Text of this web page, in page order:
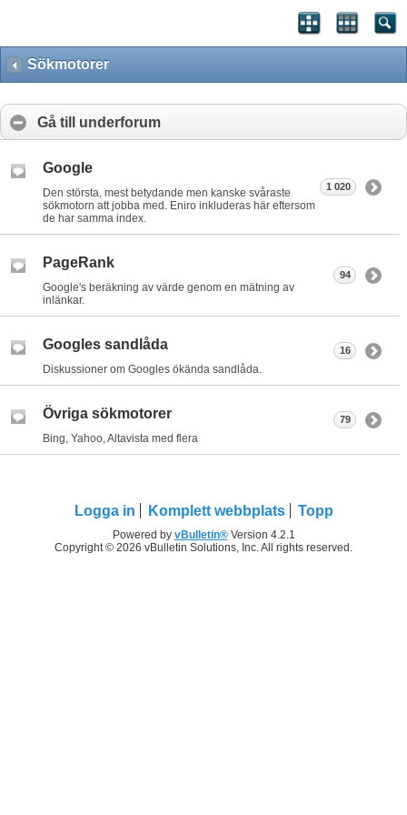
Sökmotorer
Gå till underforum
Google
Den största, mest betydande men kanske svåraste
sökmotorn att jobba med. Eniro inkluderas här eftersom
de har samma index.
1 020
PageRank
Google's beräkning av värde genom en mätning av
inlänkar.
94
Googles sandlåda
Diskussioner om Googles ökända sandlåda.
16
Övriga sökmotorer
Bing, Yahoo, Altavista med flera
79
Logga in Komplett webbplats Topp
Powered by vBulletin®Version 4.2.1
Copyright © 2026 vBulletin Solutions, Inc. All rights reserved.